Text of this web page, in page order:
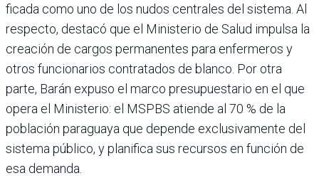
ficada como uno de los nudos centrales del sistema. Al
res­pecto, destacó que el Minis­terio de Salud impulsa la
creación de cargos perma­nentes para enfermeros y
otros funcionarios contrata­dos de blanco. Por otra
parte, Barán expuso el marco presu­puestario en el que
opera el Ministerio: el MSPBS atiende al 70 % de la
población para­guaya que depende exclusiva­mente del
sistema público, y planifica sus recursos en fun­ción de
esa demanda.